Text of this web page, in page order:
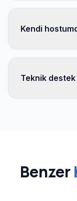
Kendi
Teknik
Benzer